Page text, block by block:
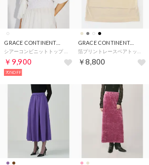
GRACE CONTINENTAL
￥9,900
70%OFF
GRACE CONTINENTAL
￥8,800